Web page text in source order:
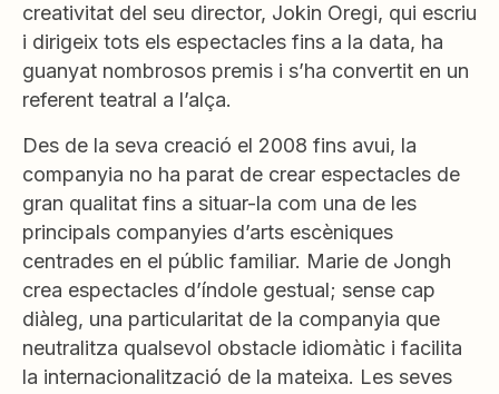
creativitat del seu director, Jokin Oregi, qui escriu
i dirigeix tots els espectacles fins a la data, ha
guanyat nombrosos premis i s’ha convertit en un
referent teatral a l’alça.
Des de la seva creació el 2008 fins avui, la
companyia no ha parat de crear espectacles de
gran qualitat fins a situar-la com una de les
principals companyies d’arts escèniques
centrades en el públic familiar. Marie de Jongh
crea espectacles d’índole gestual; sense cap
diàleg, una particularitat de la companyia que
neutralitza qualsevol obstacle idiomàtic i facilita
la internacionalització de la mateixa. Les seves